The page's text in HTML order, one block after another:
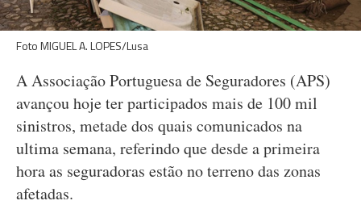
Foto MIGUEL A. LOPES/Lusa
A Associação Portuguesa de Seguradores (APS)
avançou hoje ter participados mais de 100 mil
sinistros, metade dos quais comunicados na
ultima semana, referindo que desde a primeira
hora as seguradoras estão no terreno das zonas
afetadas.